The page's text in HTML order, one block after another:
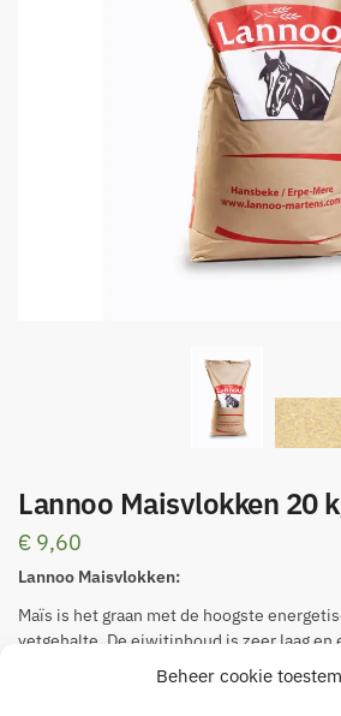
Beheer cookie
Lannoo Maisvlokken 20
€ 9,60
Lannoo Maisvlokken:
Maïs is het graan met de hoogste
vetgehalte. De eiwitinhoud is zeer laag en
tekort aan lysine, tryptofaan, vitaminen
paarden hoefbevangenheid in de hand